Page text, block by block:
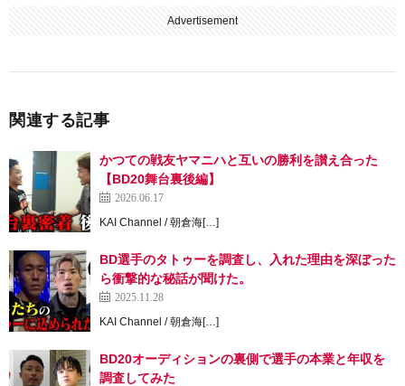
Advertisement
関連する記事
かつての戦友ヤマニハと互いの勝利を讃え合った
【BD20舞台裏後編】
2026.06.17
KAI Channel / 朝倉海[…]
BD選手のタトゥーを調査し、入れた理由を深ぼった
ら衝撃的な秘話が聞けた。
2025.11.28
KAI Channel / 朝倉海[…]
BD20オーディションの裏側で選手の本業と年収を
調査してみた